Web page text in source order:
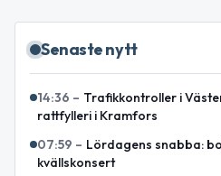
Senaste nytt
14:36 – Trafikkontroller i
rattfylleri i Kramfors
07:59 – Lördagens snabba:
kvällskonsert